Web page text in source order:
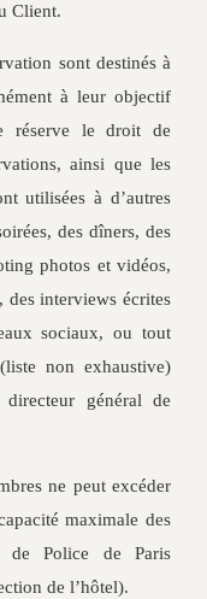
Client.
sont destinés à
à leur objectif
réserve le droit de
ainsi que les
utilisées à d’autres
des dîners, des
photos et vidéos,
des interviews écrites
sociaux, ou tout
non exhaustive)
général de
ne peut excéder
maximale des
de Police de Paris
de l’hôtel).